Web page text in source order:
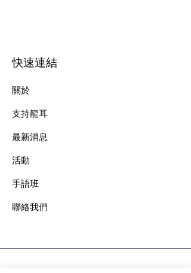
快速連結
關於
支持龍耳
最新消息
​活動
手語班
​聯絡我們